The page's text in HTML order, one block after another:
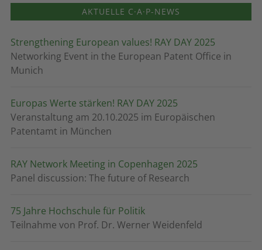
AKTUELLE C·A·P-NEWS
Strengthening European values! RAY DAY 2025
Networking Event in the European Patent Office in
Munich
Europas Werte stärken! RAY DAY 2025
Veranstaltung am 20.10.2025 im Europäischen
Patentamt in München
RAY Network Meeting in Copenhagen 2025
Panel discussion: The future of Research
75 Jahre Hochschule für Politik
Teilnahme von Prof. Dr. Werner Weidenfeld